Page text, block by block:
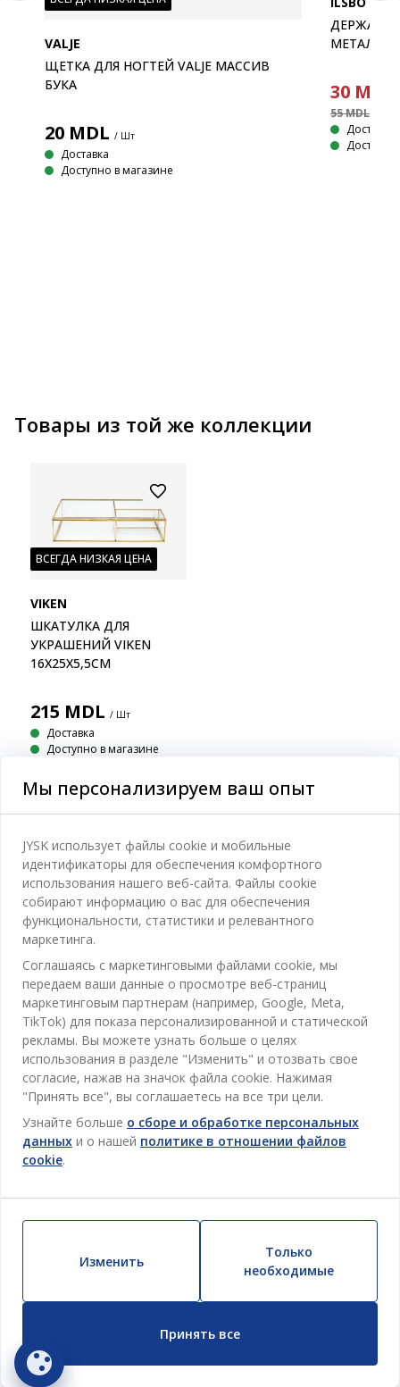
VALJE
ЩЕТКА ДЛЯ НОГТЕЙ VALJE МАССИВ
БУКА
20MDL / Шт
Доставка
Доступно в магазине
МЕТАЛЛ
30MDL
55 MDL
Доставка
Товары из той же коллекции
ВСЕГДА НИЗКАЯ ЦЕНА
VIKEN
ШКАТУЛКА ДЛЯ
УКРАШЕНИЙ VIKEN
16X25X5,5СМ
215 MDL / Шт
Доставка
Доступно в магазине
Категории
Спальня
Ванная
Кабинет
Гостиная
Столовая
Хранение
Шторы
Для Сада
Товары для дома
Кампания
Отдел обслуживания клиентов
Контакты службы поддержки клиентов
Магазины и часы работы
Акции
Пользовательское соглашение
Гарантия цены
Гарантия на продукт
Политика конфиденциальности
Преимущества для клиентов
Настройки cookie
Безопасность
JYSK
Про JYSK
JYSK.com
Пресса
Вакансии
Новостная рассылка
ОФИС
TAROL-DD S.R.L. ул.Юбилейная, 41A мун. Кишинёв,
Республика Молдова
JYSK BUSINESS TO BUSINESS (B2B)
Продажи и работа с юридическими лицами
Телефон: 060 531 531
JYSK ОБСЛУЖИВАНИЕ КЛИЕНТОВ
Контактный центр для клиентов
Телефон: 022 022 030
E-mail: support@jysk.md
Следите за Jysk
Мы персонализируем ваш опыт
JYSK использует файлы cookie и мобильные
идентификаторы для обеспечения комфортного
использования нашего веб-сайта. Файлы cookie
собирают информацию о вас для обеспечения
функциональности, статистики и релевантного
маркетинга.
Соглашаясь с маркетинговыми файлами cookie, мы
передаем ваши данные о просмотре веб-страниц
маркетинговым партнерам (например, Google, Meta,
TikTok) для показа персонализированной и статической
рекламы. Вы можете узнать больше о целях
использования в разделе "Изменить" и отозвать свое
согласие, нажав на значок файла cookie. Нажимая
"Принять все", вы соглашаетесь на все три цели.
Узнайте больше о сборе и обработке персональных
данных и о нашей политике в отношении файлов
cookie.
Изменить
Только
необходимые
Принять все